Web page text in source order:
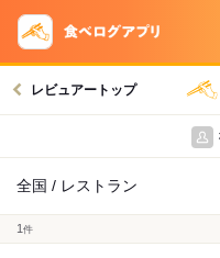
レビュアートップ
全国 / レストラン
1 件